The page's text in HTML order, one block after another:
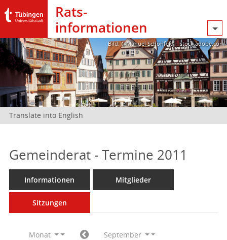
Rats­
informationen
Bild: @Manuel Schönfeld – stock.adobe.com
Translate into English
Gemeinderat - Termine 2011
Informationen Mitglieder
Sitzungen
Monat
September